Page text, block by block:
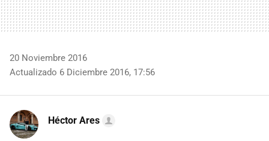
20 Noviembre 2016
Actualizado 6 Diciembre 2016, 17:56
Héctor Ares